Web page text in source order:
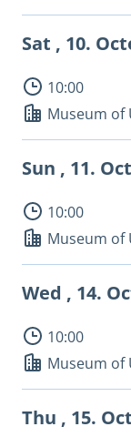
Sat , 10.
10:00
Museum of
Sun , 11.
10:00
Museum of
Wed , 14.
10:00
Museum of
Thu , 15.